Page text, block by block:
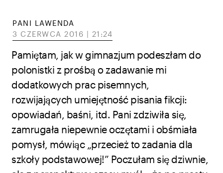
PANI LAWENDA
3 CZERWCA 2016 | 21:24
Pamiętam, jak w gimnazjum podeszłam do
polonistki z prośbą o zadawanie mi
dodatkowych prac pisemnych,
rozwijających umiejętność pisania fikcji:
opowiadań, baśni, itd. Pani zdziwiła się,
zamrugała niepewnie oczętami i obśmiała
pomysł, mówiąc „przecież to zadania dla
szkoły podstawowej!” Poczułam się dziwnie,